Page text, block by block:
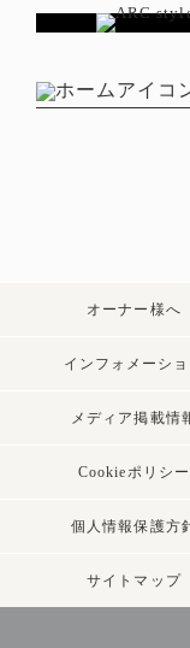
オーナー様へ
インフォメーショ
メディア掲載情
Cookieポリシー
個人情報保護方
サイトマップ